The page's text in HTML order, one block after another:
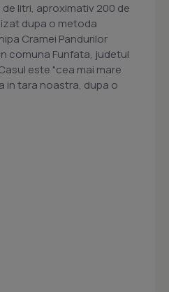
litri, aproximativ 200 de
dupa o metoda
Cramei Pandurilor
comuna Funfata, judetul
este "cea mai mare
in tara noastra, dupa o